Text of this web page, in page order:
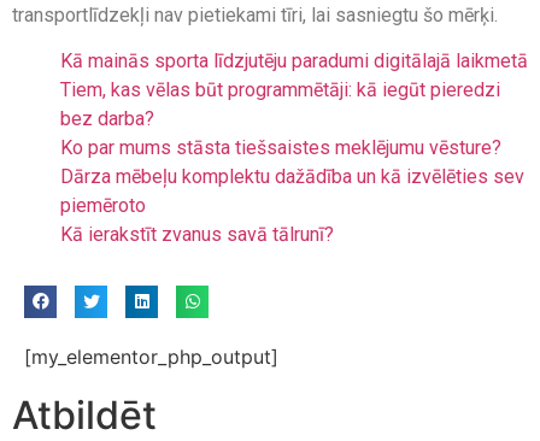
transportlīdzekļi nav pietiekami tīri, lai sasniegtu šo mērķi.
Kā mainās sporta līdzjutēju paradumi digitālajā laikmetā
Tiem, kas vēlas būt programmētāji: kā iegūt pieredzi
bez darba?
Ko par mums stāsta tiešsaistes meklējumu vēsture?
Dārza mēbeļu komplektu dažādība un kā izvēlēties sev
piemēroto
Kā ierakstīt zvanus savā tālrunī?
[my_elementor_php_output]
Atbildēt